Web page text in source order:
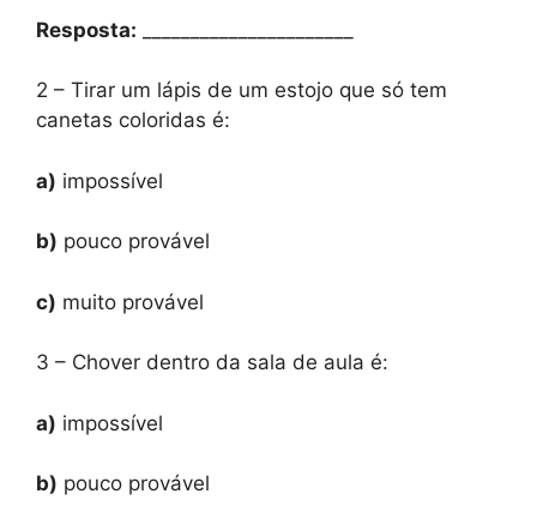
Resposta:
2 – Tirar um lápis de um estojo que só tem
canetas coloridas é:
a) impossível
b) pouco provável
c) muito provável
3 – Chover dentro da sala de aula é:
a) impossível
b) pouco provável